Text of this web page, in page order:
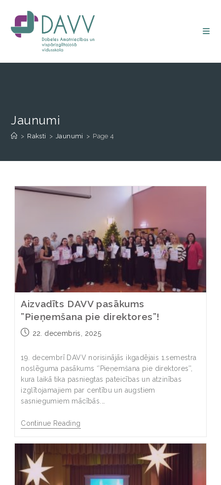
Jaunumi
> Raksti > Jaunumi > Page 4
Aizvadīts DAVV pasākums
”Pieņemšana pie direktores”!
22. decembris, 2025
19. decembrī DAVV norisinājās ikgadējais 1.semestra
noslēguma pasākums ‘’Pieņemšana pie direktores’’,
kura laikā tika pasniegtas pateicības un atzinības
izglītojamajiem par centību un augstiem
sasniegumiem mācībās.…
Continue Reading